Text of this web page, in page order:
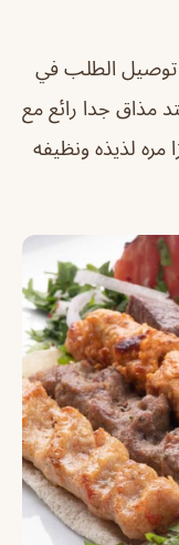
توصيل الطلب في
مذاق جدا رائع مع
مره لذيذه ونظيفه